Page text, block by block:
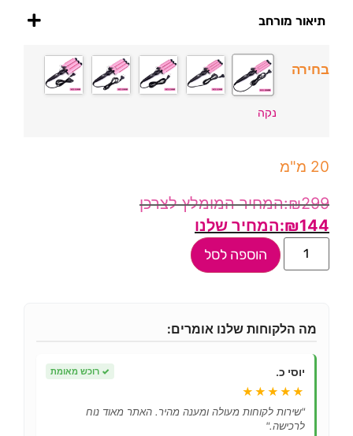
תיאור מורחב
בחירה
נקה
20 מ"מ
₪299
₪144
הוספה לסל
מה הלקוחות שלנו אומרים:
יוסי כ. ✓ רוכש מאומת
★★★★★
"שירות לקוחות מעולה ומענה מהיר. האתר מאוד נוח
לרכישה."